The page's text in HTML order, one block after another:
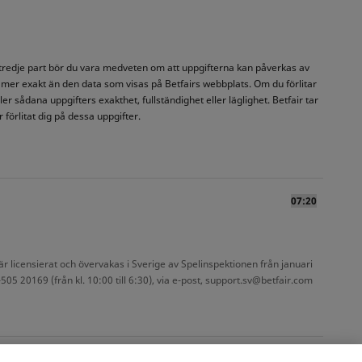
part bör du vara medveten om att uppgifterna kan påverkas av
exakt än den data som visas på Betfairs webbplats. Om du förlitar
sådana uppgifters exakthet, fullständighet eller läglighet. Betfair tar
förlitat dig på dessa uppgifter.
07:20
licensierat och övervakas i Sverige av Spelinspektionen från januari
20169 (från kl. 10:00 till 6:30), via e-post, support.sv@betfair.com